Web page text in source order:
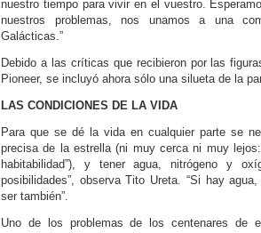
nuestro tiempo para vivir en el vuestro.
nuestros problemas, nos unamos a una
Galácticas.”
Debido a las críticas que recibieron por las
Pioneer, se incluyó ahora sólo una silueta de la
LAS CONDICIONES DE LA VIDA
Para que se dé la vida en cualquier parte se
precisa de la estrella (ni muy cerca ni muy
habitabilidad”), y tener agua, nitrógeno y
posibilidades”, observa Tito Ureta. “Si hay
ser también”.
Uno de los problemas de los centenares de